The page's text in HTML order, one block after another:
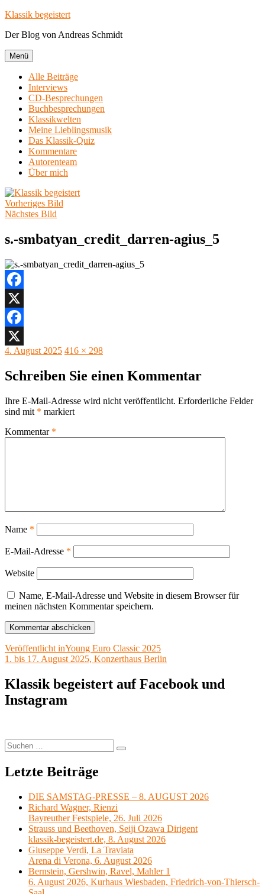
Zum
springen
Klassik begeistert
Der Blog von Andreas Schmidt
Menü
Alle Beiträge
Interviews
CD-Besprechungen
Buchbesprechungen
Klassikwelten
Meine Lieblingsmusik
Das Klassik-Quiz
Kommentare
Autorenteam
Über mich
Vorheriges Bild
Nächstes Bild
s.-smbatyan_credit_darren-agius_5
Facebook
X
Facebook
X
Veröffentlicht
4. August 2025 Originalgröße
416 × 298
Schreiben Sie einen Kommentar
Ihre E-Mail-Adresse wird nicht veröffentlicht. Erforderliche Felder
sind mit * markiert
Kommentar *
Name *
E-Mail-Adresse *
Website
Name, E-Mail-Adresse und Website in diesem Browser für
meinen nächsten Kommentar speichern.
Beitragsnavigation
Veröffentlicht inYoung Euro Classic 2025
1. bis 17. August 2025, Konzerthaus Berlin
Klassik begeistert auf Facebook und
Instagram
Suchen
nach:
Suchen
Letzte Beiträge
DIE SAMSTAG-PRESSE – 8. AUGUST 2026
Richard Wagner, Rienzi
Bayreuther Festspiele, 26. Juli 2026
Strauss und Beethoven, Seiji Ozawa Dirigent
klassik-begeistert.de, 8. August 2026
Giuseppe Verdi, La Traviata
Arena di Verona, 6. August 2026
Bernstein, Gershwin, Ravel, Mahler 1
6. August 2026, Kurhaus Wiesbaden, Friedrich-von-Thiersch-